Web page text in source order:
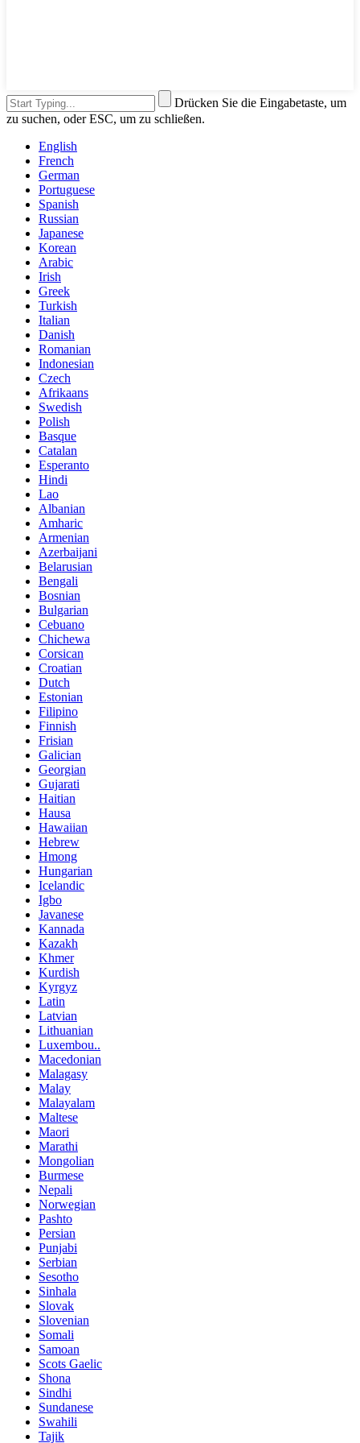
Drücken Sie die Eingabetaste, um
zu suchen, oder ESC, um zu schließen.
English
French
German
Portuguese
Spanish
Russian
Japanese
Korean
Arabic
Irish
Greek
Turkish
Italian
Danish
Romanian
Indonesian
Czech
Afrikaans
Swedish
Polish
Basque
Catalan
Esperanto
Hindi
Lao
Albanian
Amharic
Armenian
Azerbaijani
Belarusian
Bengali
Bosnian
Bulgarian
Cebuano
Chichewa
Corsican
Croatian
Dutch
Estonian
Filipino
Finnish
Frisian
Galician
Georgian
Gujarati
Haitian
Hausa
Hawaiian
Hebrew
Hmong
Hungarian
Icelandic
Igbo
Javanese
Kannada
Kazakh
Khmer
Kurdish
Kyrgyz
Latin
Latvian
Lithuanian
Luxembou..
Macedonian
Malagasy
Malay
Malayalam
Maltese
Maori
Marathi
Mongolian
Burmese
Nepali
Norwegian
Pashto
Persian
Punjabi
Serbian
Sesotho
Sinhala
Slovak
Slovenian
Somali
Samoan
Scots Gaelic
Shona
Sindhi
Sundanese
Swahili
Tajik